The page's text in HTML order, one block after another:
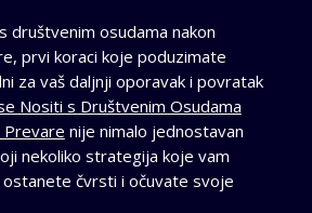
društvenim osudama nakon
prvi koraci koje poduzimate
za vaš daljnji oporavak i povratak
Nositi s Društvenim Osudama
Prevare nije nimalo jednostavan
nekoliko strategija koje vam
čvrsti i očuvate svoje